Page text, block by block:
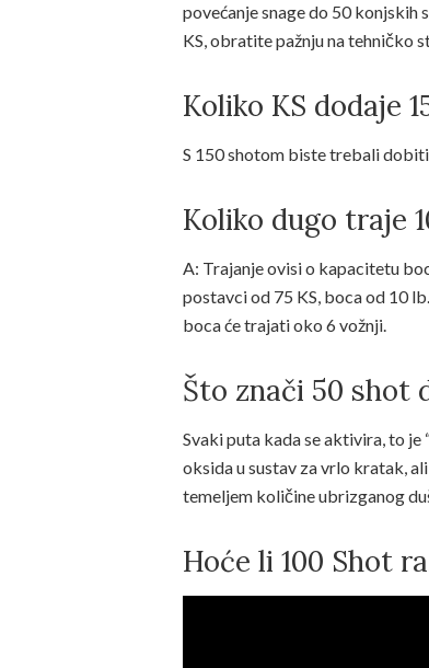
povećanje snage do 50 konjskih
KS, obratite pažnju na tehničko
Koliko KS dodaje
S 150 shotom biste trebali
Koliko dugo traje
A: Trajanje ovisi o kapacitetu
postavci od 75 KS, boca od 10
boca će trajati oko 6 vožnji.
Što znači 50 shot
Svaki puta kada se aktivira, to je
oksida u sustav za vrlo kratak,
temeljem količine ubrizganog
Hoće li 100 Shot